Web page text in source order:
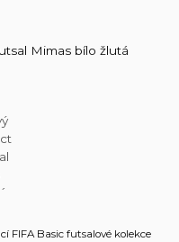
FIFA Basic futsalové kolekce